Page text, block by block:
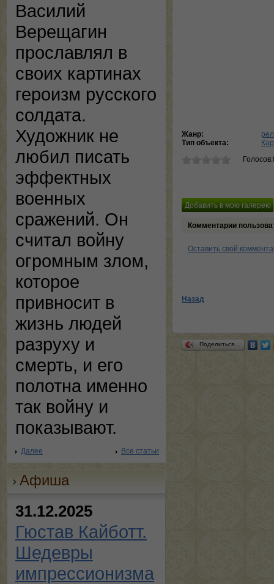
Василий
Верещагин
прославлял в
своих картинах
героизм русского
солдата.
Художник не
любил писать
эффектных
военных
сражений. Он
считал войну
огромным злом,
которое
привносит в
жизнь людей
разруху и
смерть, и его
полотна именно
так войну и
показывают.
Далее Все статьи
Афиша
31.12.2025
Гюстав Кайботт.
Шедевры
импрессионизма
Жанр:
Тип объекта:
Комментарии
Оставить свой
Назад
Поделиться…